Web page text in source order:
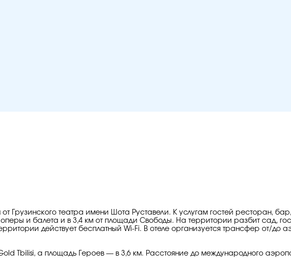
Грузинского театра имени Шота Руставели. К услугам гостей ресторан,
оперы и балета и в 3,4 км от площади Свободы. На территории разбит сад,
действует бесплатный Wi-Fi. В отеле организуется трансфер от/до
Tbilisi, а площадь Героев — в 3,6 км. Расстояние до международного